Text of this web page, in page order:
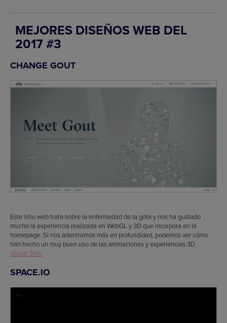
MEJORES DISEÑOS WEB DEL
2017 #3
CHANGE GOUT
Este sitio web trata sobre la enfermedad de la gota y nos ha gustado
mucho la experiencia realizada en WebGL y 3D que incorpora en la
homepage. Si nos adentramos más en profundidad, podemos ver cómo
han hecho un muy buen uso de las animaciones y experiencias 3D.
Visitar Sitio
SPACE.IO